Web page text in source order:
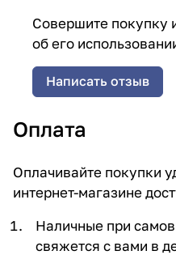
Совершите покупку
об его
Написать отзыв
Оплата
Оплачивайте покупки
интернет-магазине
Наличные при
свяжется с вами в